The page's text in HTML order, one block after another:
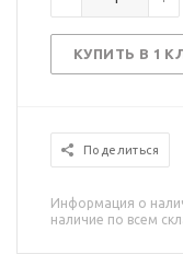
КУПИТЬ В 1
Поделиться
Информация о
наличие по всем